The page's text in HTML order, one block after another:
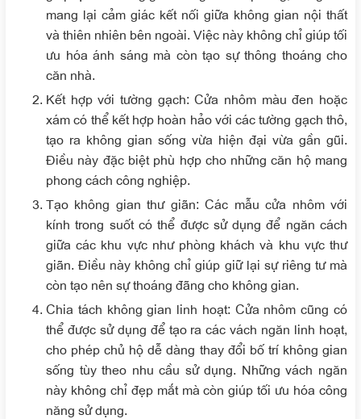
mang lại cảm giác kết nối giữa không gian nội thất
và thiên nhiên bên ngoài. Việc này không chỉ giúp tối
ưu hóa ánh sáng mà còn tạo sự thông thoáng cho
căn nhà.
Kết hợp với tường gạch: Cửa nhôm màu đen hoặc
xám có thể kết hợp hoàn hảo với các tường gạch thô,
tạo ra không gian sống vừa hiện đại vừa gần gũi.
Điều này đặc biệt phù hợp cho những căn hộ mang
phong cách công nghiệp.
Tạo không gian thư giãn: Các mẫu cửa nhôm với
kính trong suốt có thể được sử dụng để ngăn cách
giữa các khu vực như phòng khách và khu vực thư
giãn. Điều này không chỉ giúp giữ lại sự riêng tư mà
còn tạo nên sự thoáng đãng cho không gian.
Chia tách không gian linh hoạt: Cửa nhôm cũng có
thể được sử dụng để tạo ra các vách ngăn linh hoạt,
cho phép chủ hộ dễ dàng thay đổi bố trí không gian
sống tùy theo nhu cầu sử dụng. Những vách ngăn
này không chỉ đẹp mắt mà còn giúp tối ưu hóa công
năng sử dụng.